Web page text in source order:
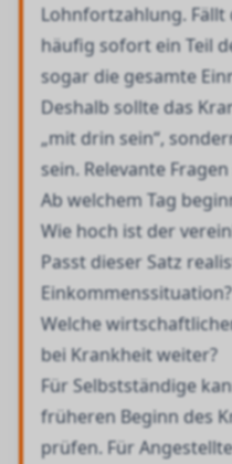
Lohnfortzahlung.
häufig sofort ein Teil
sogar die gesamte
Deshalb sollte das
„mit drin sein“,
sein. Relevante
Ab welchem Tag
Wie hoch ist der
Passt dieser Satz
Einkommenssituation?
Welche
bei Krankheit weiter?
Für Selbstständige
früheren Beginn des
prüfen. Für